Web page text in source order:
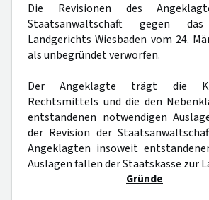
Die Revisionen des
Staatsanwaltschaft gegen
Landgerichts Wiesbaden vom 24.
als unbegründet verworfen.
Der Angeklagte trägt die
Rechtsmittels und die den
entstandenen notwendigen
der Revision der
Angeklagten insoweit
Auslagen fallen der Staatskasse zur
Gründe